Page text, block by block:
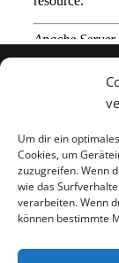
Um dir ein
Cookies, um
zuzugreifen. Wenn
wie das
verarbeiten. Wenn
können bestimmte